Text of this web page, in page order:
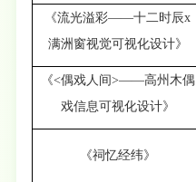
《流光溢彩——十二时辰x
满洲窗视觉可视化设计》
《<偶戏人间>——高州木偶
戏信息可视化设计》
《祠忆经纬》